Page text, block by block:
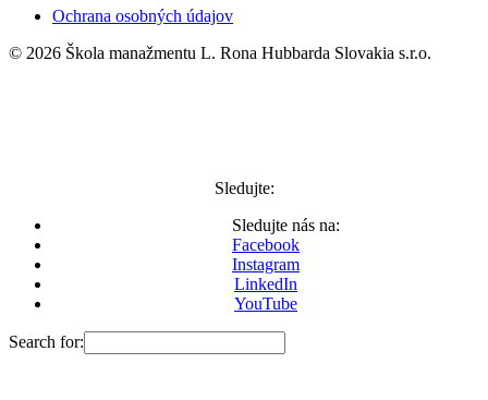
Ochrana osobných údajov
© 2026 Škola manažmentu L. Rona Hubbarda Slovakia s.r.o.
Sledujte:
Sledujte nás na:
Facebook
Instagram
LinkedIn
YouTube
Search for: